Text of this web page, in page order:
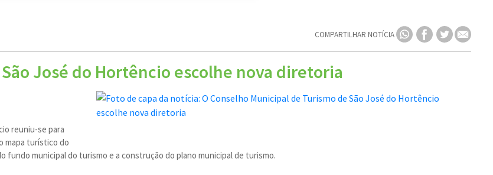
COMPARTILHAR NOTÍCIA
José do Hortêncio escolhe nova diretoria
reuniu-se para
mapa turístico do
fundo municipal do turismo e a construção do plano municipal de turismo.